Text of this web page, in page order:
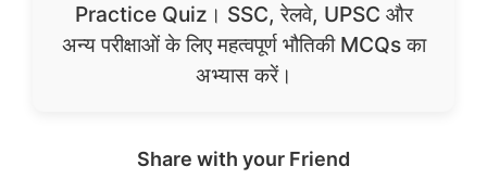
Practice Quiz। SSC, रेलवे, UPSC और
अन्य परीक्षाओं के लिए महत्वपूर्ण भौतिकी MCQs का
अभ्यास करें।
Share with your Friend